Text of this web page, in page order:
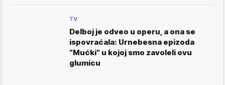
TV
Delboj je odveo u operu, a ona se
ispovraćala: Urnebesna epizoda
"Mućki" u kojoj smo zavoleli ovu
glumicu